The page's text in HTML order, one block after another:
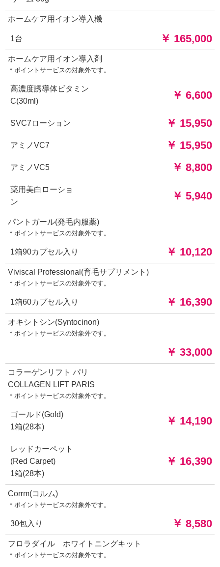
ホームケア用イオン導入機
1台 ￥ 165,000
ホームケア用イオン導入剤
＊ポイントサービスの対象外です。
高濃度誘導体ビタミン
C(30ml)
￥ 6,600
SVC7ローション ￥ 15,950
アミノVC7 ￥ 15,950
アミノVC5 ￥ 8,800
薬用美白ローショ
ン
￥ 5,940
パントガール(発毛内服薬)
＊ポイントサービスの対象外です。
1箱90カプセル入り ￥ 10,120
Viviscal Professional(育毛サプリメント)
＊ポイントサービスの対象外です。
1箱60カプセル入り ￥ 16,390
オキシトシン(Syntocinon)
＊ポイントサービスの対象外です。
￥ 33,000
コラーゲンリフト パリ
COLLAGEN LIFT PARIS
＊ポイントサービスの対象外です。
ゴールド(Gold)
1箱(28本)
￥ 14,190
レッドカーペット
(Red Carpet)
1箱(28本)
￥ 16,390
Corrm(コルム)
＊ポイントサービスの対象外です。
30包入り ￥ 8,580
フロラダイル ホワイトニングキット
＊ポイントサービスの対象外です。